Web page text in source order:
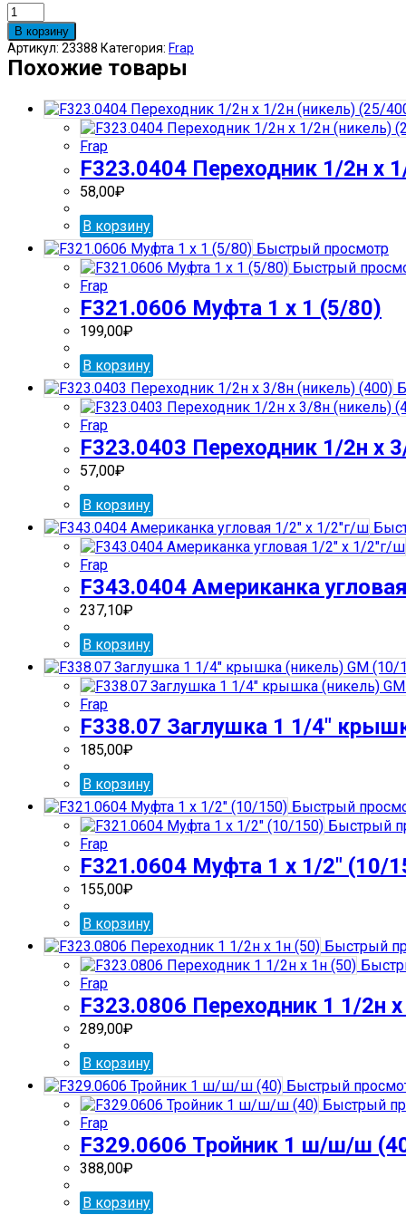
Количество
товара
F338.04
Заглушка
1/2"
крышка
(никель)
В корзину
Артикул: 23388 Категория: Frap
Похожие товары
Frap
F323.0404 Переходник 1/2н х
58,00₽
В корзину
Быстрый просмотр
Быстрый
Frap
F321.0606 Муфта 1 х 1 (5/80)
199,00₽
В корзину
Frap
F323.0403 Переходник 1/2н х
57,00₽
В корзину
Frap
F343.0404 Американка
237,10₽
В корзину
Frap
F338.07 Заглушка 1 1/4″
185,00₽
В корзину
Быстрый
Быстрый
Frap
F321.0604 Муфта 1 х 1/2″ (10/
155,00₽
В корзину
Быстрый
Frap
F323.0806 Переходник 1 1/2н
289,00₽
В корзину
Быстрый
Быстрый
Frap
F329.0606 Тройник 1 ш/ш/ш
388,00₽
В корзину